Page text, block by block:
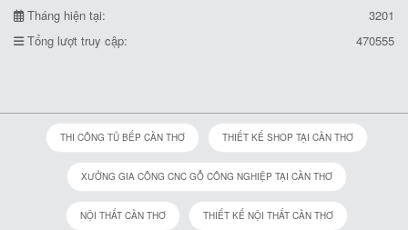
Tháng hiện tại:
3201
Tổng lượt truy cập:
470555
THI CÔNG TỦ BẾP CẦN THƠ THIẾT KẾ SHOP TẠI CẦN THƠ
XƯỞNG GIA CÔNG CNC GỖ CÔNG NGHIỆP TẠI CẦN THƠ
NỘI THẤT CẦN THƠ THIẾT KẾ NỘI THẤT CẦN THƠ